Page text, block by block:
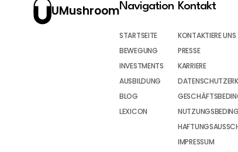
UMushroomNavigation
STARTSEITE
BEWEGUNG
INVESTMENTS
AUSBILDUNG
BLOG
LEXICON
Kontakt
KONTAKTIERE UNS
PRESSE
KARRIERE
IMPRESSUM